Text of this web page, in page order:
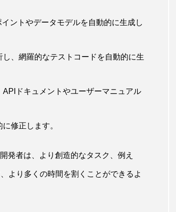
ントやデータモデルを自動的に生成し
、網羅的なテストコードを自動的に生
ドキュメントやユーザーマニュアル
修正します。
発者は、より創造的なタスク、例え
より多くの時間を割くことができるよ